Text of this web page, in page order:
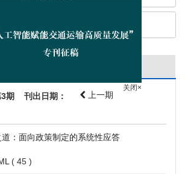
3期 刊出日期：
上一期
：面向政策制定的系统性应答
( 45 )